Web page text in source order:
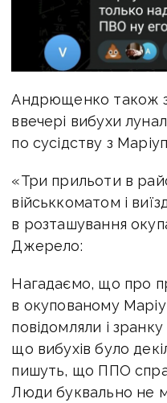
Андрющенко також
ввечері вибухи
по сусідству з
«Три прильоти в
військкоматом і
в розташування
Джерело:
Нагадаємо, що про
в окупованому
повідомляли і зранку
що вибухів було
пишуть, що ППО
Люди буквально не